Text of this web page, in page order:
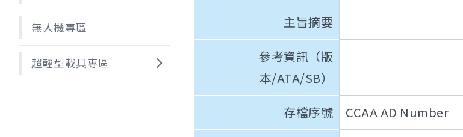
無人機專區
超輕型載具專區
主旨摘要
參考資訊（版
本/ATA/SB）
存檔序號
CCAA AD Number